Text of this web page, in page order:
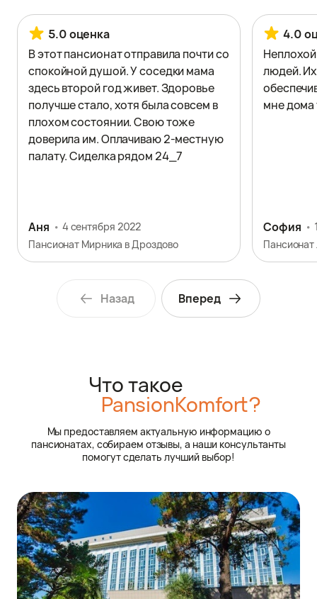
5.0 оценка
В этот пансионат отправила почти со
спокойной душой. У соседки мама
здесь второй год живет. Здоровье
получше стало, хотя была совсем в
плохом состоянии. Свою тоже
доверила им. Оплачиваю 2-местную
палату. Сиделка рядом 24_7
Аня
4 сентября 2022
Пансионат Мирника в Дроздово
4.0
людей.
мне дома
София
Назад Вперед
Что такое
PansionKomfort?
Мы предоставляем актуальную информацию о
пансионатах, собираем отзывы, а наши консультанты
помогут сделать лучший выбор!